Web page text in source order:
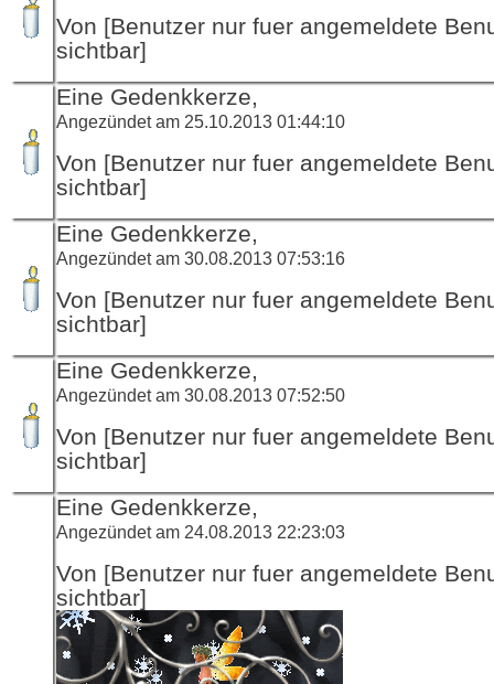
Von [Benutzer nur fuer angemeldete
sichtbar]
Eine Gedenkkerze,
Angezündet am 25.10.2013 01:44:10
Von [Benutzer nur fuer angemeldete
sichtbar]
Eine Gedenkkerze,
Angezündet am 30.08.2013 07:53:16
Von [Benutzer nur fuer angemeldete
sichtbar]
Eine Gedenkkerze,
Angezündet am 30.08.2013 07:52:50
Von [Benutzer nur fuer angemeldete
sichtbar]
Eine Gedenkkerze,
Angezündet am 24.08.2013 22:23:03
Von [Benutzer nur fuer angemeldete
sichtbar]